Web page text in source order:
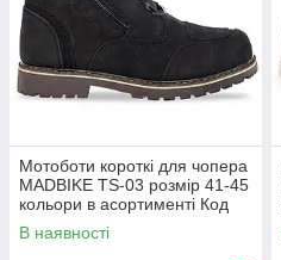
Мотоботи короткі для чопера
MADBIKE TS-03 розмір 41-45
кольори в асортименті Код
TS-03
В наявності